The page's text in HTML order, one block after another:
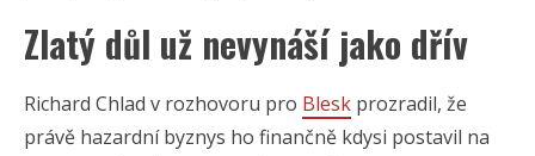
Zlatý důl už nevynáší jako dřív
Richard Chlad v rozhovoru pro Blesk prozradil, že
právě hazardní byznys ho finančně kdysi postavil na